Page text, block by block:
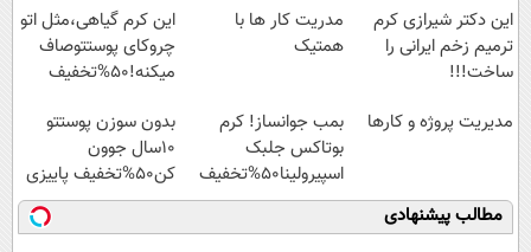
این دکتر شیرازی کرم
ترمیم زخم ایرانی را
ساخت!!!
مدریت کار ها با
همتیک
این کرم گیاهی،مثل اتو
چروکای پوستتوصاف
میکنه!50%تخفیف
مدیریت پروژه و کارها
بمب جوانساز! کرم
بوتاکس جلبک
اسپیرولینا50%تخفیف
بدون سوزن پوستتو
10سال جوون
کن50%تخفیف پاییزی
مطالب پیشنهادی